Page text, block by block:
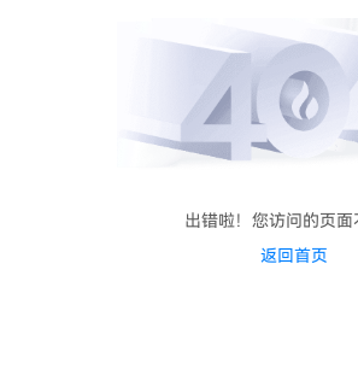
出错啦！您访问的页面
返回首页